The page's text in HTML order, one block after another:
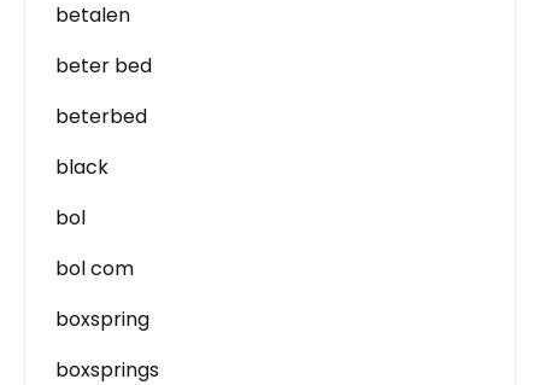
betalen
beter bed
beterbed
black
bol
bol com
boxspring
boxsprings